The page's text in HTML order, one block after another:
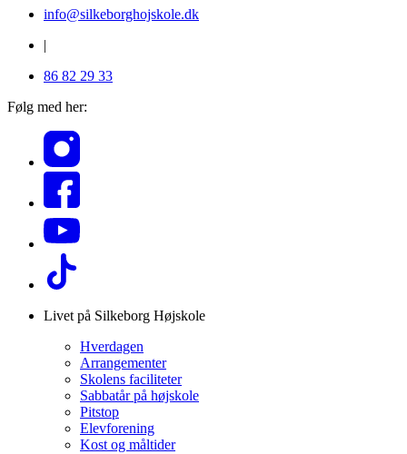
info@silkeborghojskole.dk
|
86 82 29 33
Følg med her:
Livet på Silkeborg Højskole
Hverdagen
Arrangementer
Skolens faciliteter
Sabbatår på højskole
Pitstop
Elevforening
Kost og måltider